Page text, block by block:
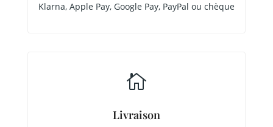
Klarna, Apple Pay, Google Pay, PayPal ou chèque

Livraison